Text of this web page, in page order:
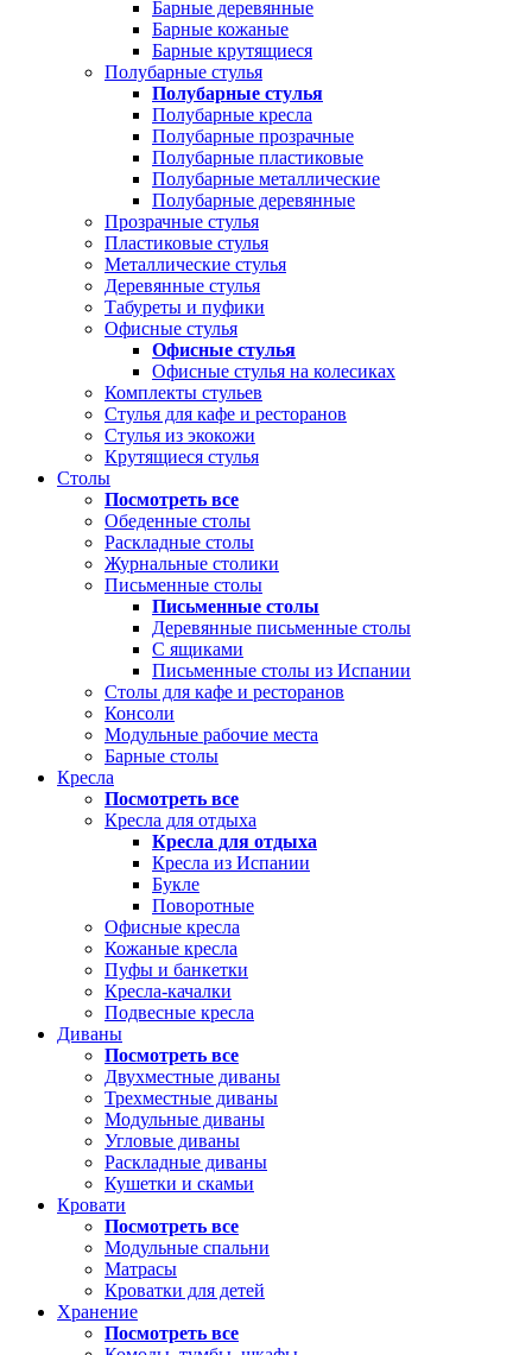
Барные деревянные
Барные кожаные
Барные крутящиеся
Полубарные стулья
Полубарные стулья
Полубарные кресла
Полубарные прозрачные
Полубарные пластиковые
Полубарные металлические
Полубарные деревянные
Прозрачные стулья
Пластиковые стулья
Металлические стулья
Деревянные стулья
Табуреты и пуфики
Офисные стулья
Офисные стулья
Офисные стулья на колесиках
Комплекты стульев
Стулья для кафе и ресторанов
Стулья из экокожи
Крутящиеся стулья
Столы
Посмотреть все
Обеденные столы
Раскладные столы
Журнальные столики
Письменные столы
Письменные столы
Деревянные письменные столы
С ящиками
Письменные столы из Испании
Столы для кафе и ресторанов
Консоли
Модульные рабочие места
Барные столы
Кресла
Посмотреть все
Кресла для отдыха
Кресла для отдыха
Кресла из Испании
Букле
Поворотные
Офисные кресла
Кожаные кресла
Пуфы и банкетки
Кресла-качалки
Подвесные кресла
Диваны
Посмотреть все
Двухместные диваны
Трехместные диваны
Модульные диваны
Угловые диваны
Раскладные диваны
Кушетки и скамьи
Кровати
Посмотреть все
Модульные спальни
Матрасы
Кроватки для детей
Хранение
Посмотреть все